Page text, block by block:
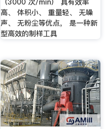
（3000 次/min） 具有效率
高、 体积小、 重量轻、 无噪
声、 无粉尘等优点， 是一种新
型高效的制样工具